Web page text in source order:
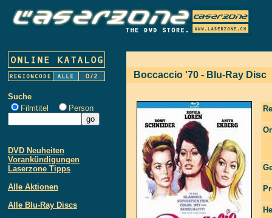
Suche
Filmtitel
Person
DVD Neuheiten
Vorankündigungen
Laserzone Tipps
Alle Aktionen
Alle Blu-Ray Discs
Boccaccio '70 - Blu-Ray Disc